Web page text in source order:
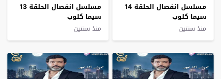
مسلسل انفصال الحلقة 14
سيما كلوب
منذ سنتين
مسلسل انفصال الحلقة 13
سيما كلوب
منذ سنتين